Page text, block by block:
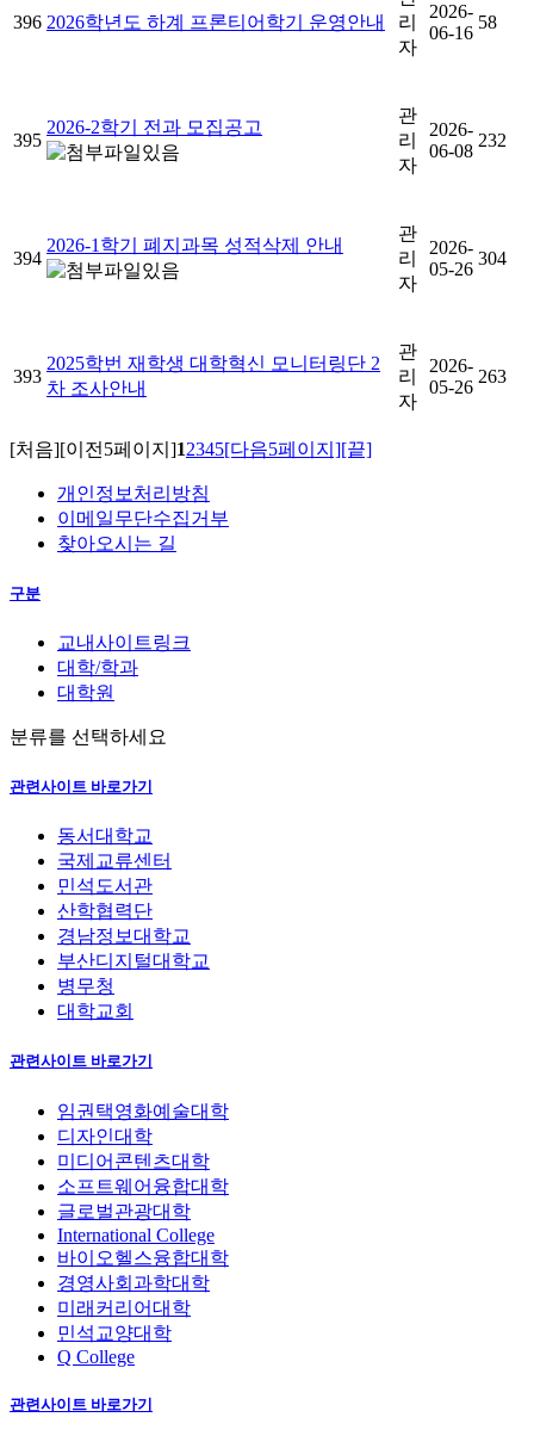
396 2026학년도 하계 프론티어학기 운영안내
리
자
2026-
06-16
58
395
2026-2학기 전과 모집공고
관
리
자
2026-
06-08
232
394
2026-1학기 폐지과목 성적삭제 안내
관
리
자
2026-
05-26
304
393
2025학번 재학생 대학혁신 모니터링단 2
차 조사안내
관
리
자
2026-
05-26
263
[처음][이전5페이지]12345[다음5페이지][끝]
개인정보처리방침
이메일무단수집거부
찾아오시는 길
구분
교내사이트링크
대학/학과
대학원
분류를 선택하세요
관련사이트 바로가기
동서대학교
국제교류센터
민석도서관
산학협력단
경남정보대학교
부산디지털대학교
병무청
대학교회
관련사이트 바로가기
임권택영화예술대학
디자인대학
미디어콘텐츠대학
소프트웨어융합대학
글로벌관광대학
International College
바이오헬스융합대학
경영사회과학대학
미래커리어대학
민석교양대학
Q College
관련사이트 바로가기